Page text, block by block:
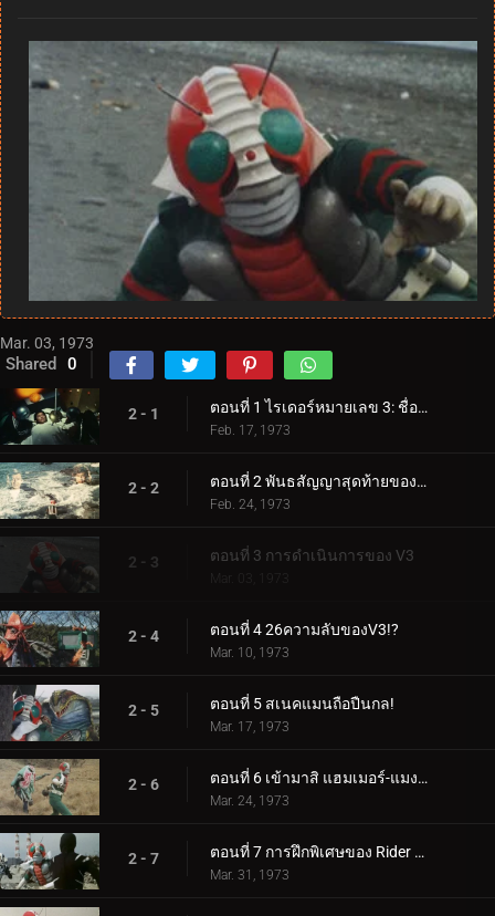
Mar. 03, 1973
Shared 0
2 - 1 ตอนที่ 1 ไรเดอร์หมายเลข 3: ชื่อของเขาคือ V3!
Feb. 17, 1973
2 - 2 ตอนที่ 2 พันธสัญญาสุดท้ายของ Double Riders
Feb. 24, 1973
2 - 3 ตอนที่ 3 การดำเนินการของ V3
Mar. 03, 1973
2 - 4 ตอนที่ 4 26ความลับของV3!?
Mar. 10, 1973
2 - 5 ตอนที่ 5 สเนคแมนถือปืนกล!
Mar. 17, 1973
2 - 6 ตอนที่ 6 เข้ามาสิ แฮมเมอร์-แมงกะพรุน! V3 ปลดปล่อยเทคนิคการฆ่าของคุณ!!
Mar. 24, 1973
2 - 7 ตอนที่ 7 การฝึกพิเศษของ Rider V3 ความเดือดดาล
Mar. 31, 1973